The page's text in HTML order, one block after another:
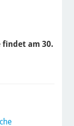
findet am 30.